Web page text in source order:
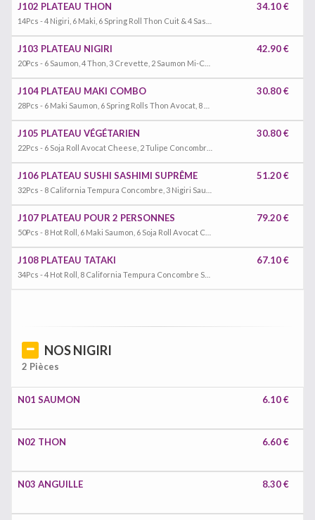
J102 PLATEAU THON 34.10 €
J103 PLATEAU NIGIRI 42.90 €
J104 PLATEAU MAKI COMBO 30.80 €
J105 PLATEAU VÉGÉTARIEN 30.80 €
J106 PLATEAU SUSHI SASHIMI SUPRÊME 51.20 €
J107 PLATEAU POUR 2 PERSONNES 79.20 €
J108 PLATEAU TATAKI 67.10 €
NOS NIGIRI
2 Pièces
N01 SAUMON 6.10 €
N02 THON 6.60 €
N03 ANGUILLE 8.30 €